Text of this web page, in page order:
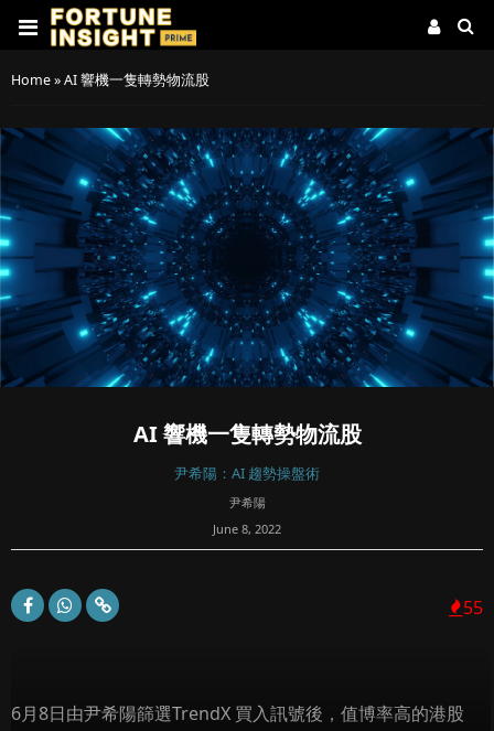
Home»AI 響機一隻轉勢物流股
AI 響機一隻轉勢物流股
尹希陽：AI 趨勢操盤術
尹希陽
June 8, 2022
55
6月8日由尹希陽篩選TrendX 買入訊號後，值博率高的港股